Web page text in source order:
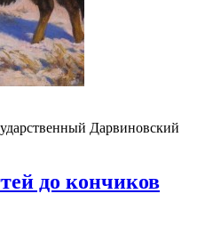
Дарвиновский
до кончиков